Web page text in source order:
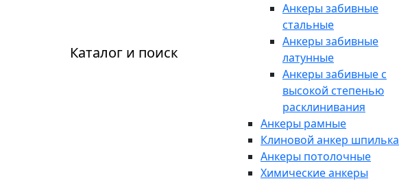
Каталог и поиск
Анкеры забивные
стальные
Анкеры забивные
латунные
Анкеры забивные с
высокой степенью
расклинивания
Анкеры рамные
Клиновой анкер шпилька
Анкеры потолочные
Химические анкеры